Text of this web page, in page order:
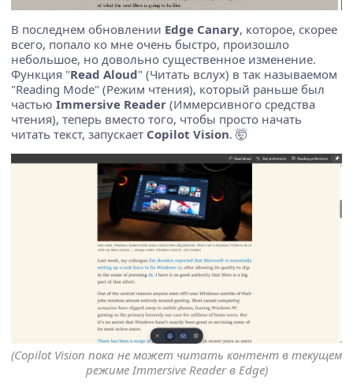
В последнем обновлении Edge Canary, которое, скорее
всего, попало ко мне очень быстро, произошло
небольшое, но довольно существенное изменение.
Функция "Read Aloud" (Читать вслух) в так называемом
"Reading Mode" (Режим чтения), который раньше был
частью Immersive Reader (Иммерсивного средства
чтения), теперь вместо того, чтобы просто начать
читать текст, запускает Copilot Vision. 🤯
(Copilot Vision пока не может читать контент в текущем
режиме Immersive Reader в Edge)